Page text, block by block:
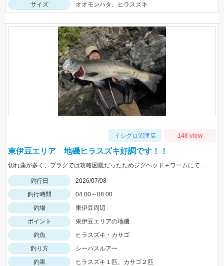
サイズ
オオモンハタ、ヒラスズキ
イシグロ沼津店 148 view
東伊豆エリア 地磯ヒラスズキ好調です！！
釣行日
2026/07/08
釣行時間
04:00～08:00
釣場
東伊豆周辺
ポイント
東伊豆エリアの地磯
釣魚
ヒラスズキ・カサゴ
釣り方
シーバスルアー
釣果
ヒラスズキ１匹、カサゴ２匹